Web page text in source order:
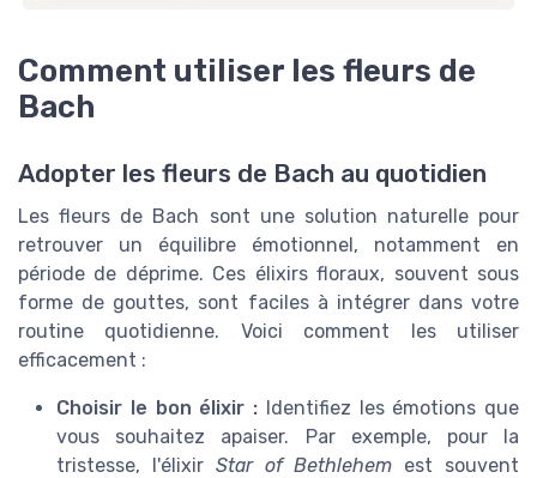
Comment utiliser les fleurs de
Bach
Adopter les fleurs de Bach au quotidien
Les fleurs de Bach sont une solution naturelle pour
retrouver un équilibre émotionnel, notamment en
période de déprime. Ces élixirs floraux, souvent sous
forme de gouttes, sont faciles à intégrer dans votre
routine quotidienne. Voici comment les utiliser
efficacement :
Choisir le bon élixir : Identifiez les émotions que
vous souhaitez apaiser. Par exemple, pour la
tristesse, l'élixir Star of Bethlehem est souvent